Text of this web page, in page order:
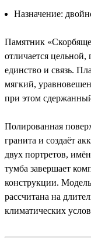
Назначение:
Памятник
отличается
единство и связь.
мягкий,
при этом
Полированная
гранита и создаёт
двух портретов,
тумба завершает
конструкции.
рассчитана на
климатических